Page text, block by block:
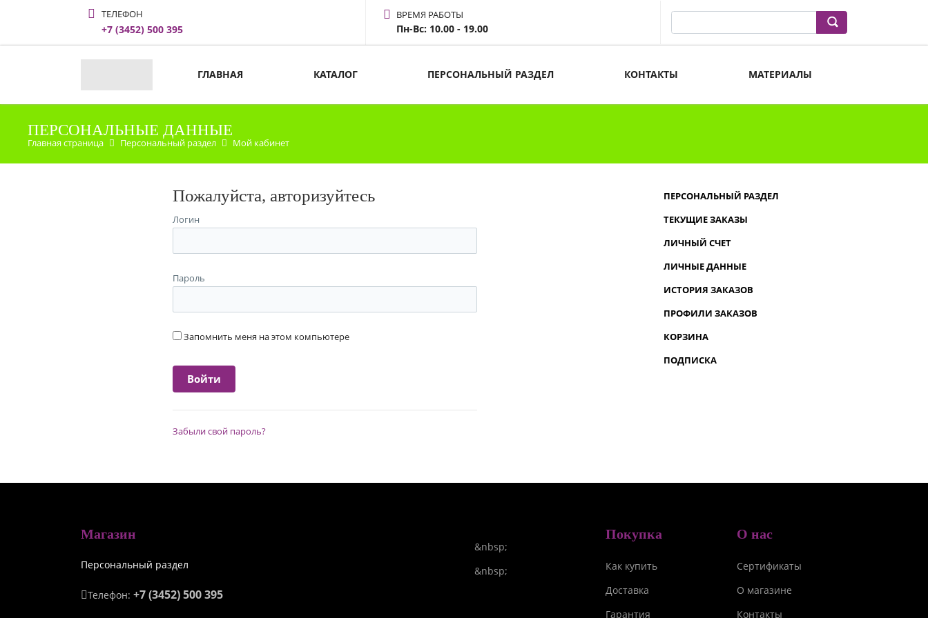
ТЕЛЕФОН
+7 (3452) 500 395
ВРЕМЯ РАБОТЫ
Пн-Вс: 10.00 - 19.00
ГЛАВНАЯ КАТАЛОГ ПЕРСОНАЛЬНЫЙ РАЗДЕЛ КОНТАКТЫ МАТЕРИАЛЫ
ПЕРСОНАЛЬНЫЕ ДАННЫЕ
Главная страница Персональный раздел Мой кабинет
ПЕРСОНАЛЬНЫЙ РАЗДЕЛ
ТЕКУЩИЕ ЗАКАЗЫ
ЛИЧНЫЙ СЧЕТ
ЛИЧНЫЕ ДАННЫЕ
ИСТОРИЯ ЗАКАЗОВ
ПРОФИЛИ ЗАКАЗОВ
КОРЗИНА
ПОДПИСКА
Пожалуйста, авторизуйтесь
Логин
Пароль
Запомнить меня на этом компьютере
Забыли свой пароль?
Магазин
Персональный раздел
Телефон: +7 (3452) 500 395
&nbsp;
&nbsp;
Покупка
Как купить
Доставка
Гарантия
О нас
Сертификаты
О магазине
Контакты